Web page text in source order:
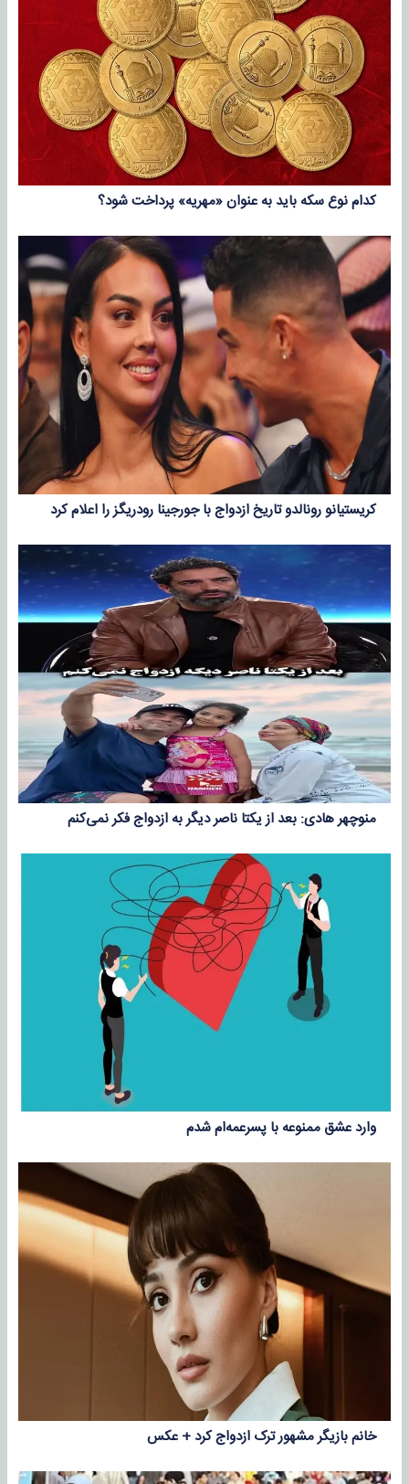
کدام نوع سکه باید به عنوان «مهریه» پرداخت شود؟
کریستیانو رونالدو تاریخ ازدواج با جورجینا رودریگز را اعلام کرد
منوچهر هادی: بعد از یکتا ناصر دیگر به ازدواج فکر نمی‌کنم
وارد عشق ممنوعه با پسرعمه‌ام شدم
خانم بازیگر مشهور ترک ازدواج کرد + عکس